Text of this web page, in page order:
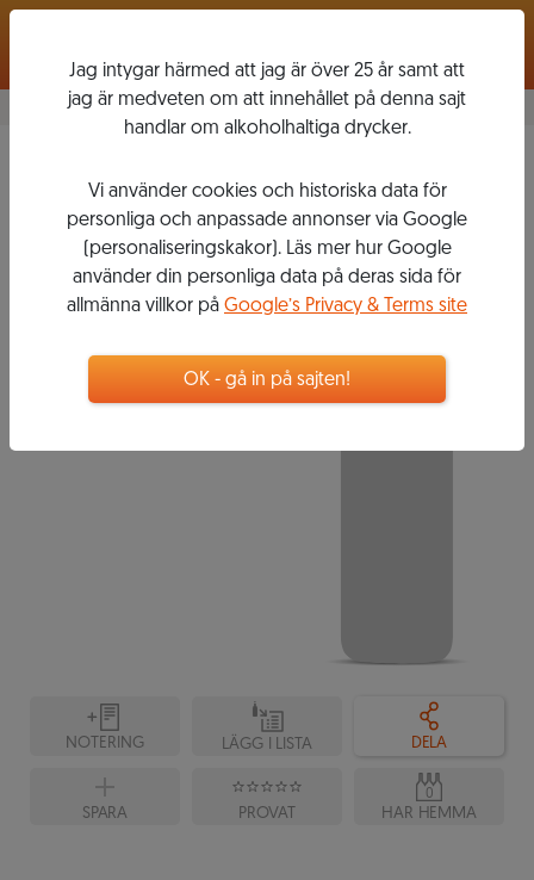
Diego Conterno 2013
BAROLO
GINESTRA
kr
Flaska, 750 ml
NOTERING LÄGG I LISTA DELA
SPARA PROVAT
0
HAR HEMMA
Jag intygar härmed att jag är över 25 år samt att
jag är medveten om att innehållet på denna sajt
handlar om alkoholhaltiga drycker.
Vi använder cookies och historiska data för
personliga och anpassade annonser via Google
(personaliseringskakor). Läs mer hur Google
använder din personliga data på deras sida för
allmänna villkor på Google’s Privacy & Terms site
OK - gå in på sajten!